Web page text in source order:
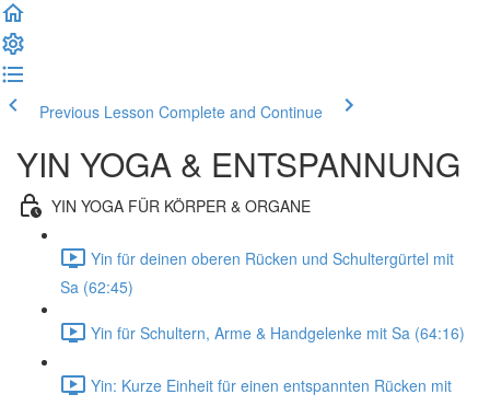
Previous Lesson Complete and Continue
YIN YOGA & ENTSPANNUNG
YIN YOGA FÜR KÖRPER & ORGANE
Yin für deinen oberen Rücken und Schultergürtel mit
Sa (62:45)
Yin für Schultern, Arme & Handgelenke mit Sa (64:16)
Yin: Kurze Einheit für einen entspannten Rücken mit